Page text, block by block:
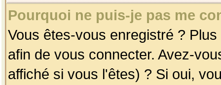
Pourquoi ne puis-je pas me
Vous êtes-vous enregistré ?
afin de vous connecter. Avez-
affiché si vous l'êtes) ? Si oui,